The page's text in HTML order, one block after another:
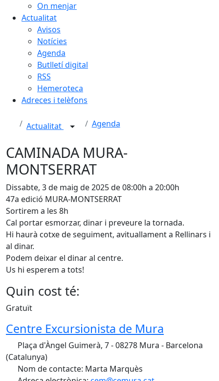
On menjar
Actualitat
Avisos
Notícies
Agenda
Butlletí digital
RSS
Hemeroteca
Adreces i telèfons
Actualitat Agenda
CAMINADA MURA-
MONTSERRAT
Dissabte, 3 de maig de 2025 de 08:00h a 20:00h
47a edició MURA-MONTSERRAT
Sortirem a les 8h
Cal portar esmorzar, dinar i preveure la tornada.
Hi haurà cotxe de seguiment, avituallament a Rellinars i
al dinar.
Podem deixar el dinar al centre.
Us hi esperem a tots!
Quin cost té:
Gratuït
Centre Excursionista de Mura
Plaça d'Àngel Guimerà, 7 - 08278 Mura - Barcelona
(Catalunya)
Nom de contacte: Marta Marquès